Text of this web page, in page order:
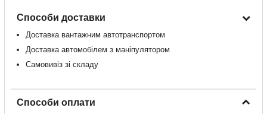
Способи доставки
Доставка вантажним автотранспортом
Доставка автомобілем з маніпулятором
Самовивіз зі складу
Способи оплати